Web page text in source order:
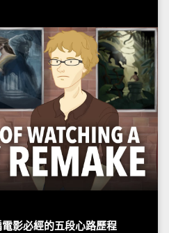
影必經的五段心路歷程